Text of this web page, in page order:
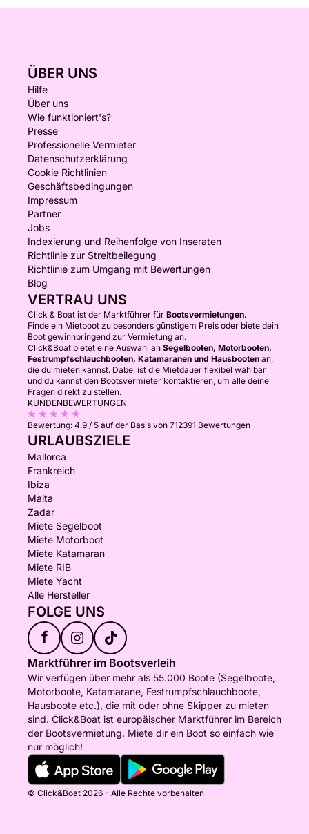
ÜBER UNS
Hilfe
Über uns
Wie funktioniert's?
Presse
Professionelle Vermieter
Datenschutzerklärung
Cookie Richtlinien
Geschäftsbedingungen
Impressum
Partner
Jobs
Indexierung und Reihenfolge von Inseraten
Richtlinie zur Streitbeilegung
Richtlinie zum Umgang mit Bewertungen
Blog
VERTRAU UNS
Click & Boat ist der Marktführer für Bootsvermietungen.
Finde ein Mietboot zu besonders günstigem Preis oder biete dein
Boot gewinnbringend zur Vermietung an.
Click&Boat bietet eine Auswahl an Segelbooten, Motorbooten,
Festrumpfschlauchbooten, Katamaranen und Hausbooten an,
die du mieten kannst. Dabei ist die Mietdauer flexibel wählbar
und du kannst den Bootsvermieter kontaktieren, um alle deine
Fragen direkt zu stellen.
KUNDENBEWERTUNGEN
Bewertung: 4.9 / 5 auf der Basis von 712391 Bewertungen
URLAUBSZIELE
Mallorca
Frankreich
Ibiza
Malta
Zadar
Miete Segelboot
Miete Motorboot
Miete Katamaran
Miete RIB
Miete Yacht
Alle Hersteller
FOLGE UNS
f
Marktführer im Bootsverleih
Wir verfügen über mehr als 55.000 Boote (Segelboote,
Motorboote, Katamarane, Festrumpfschlauchboote,
Hausboote etc.), die mit oder ohne Skipper zu mieten
sind. Click&Boat ist europäischer Marktführer im Bereich
der Bootsvermietung. Miete dir ein Boot so einfach wie
nur möglich!
© Click&Boat 2026 - Alle Rechte vorbehalten